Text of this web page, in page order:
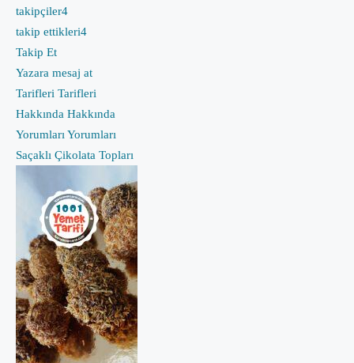
takipçiler4
takip ettikleri4
Takip Et
Yazara mesaj at
Tarifleri Tarifleri
Hakkında Hakkında
Yorumları Yorumları
Saçaklı Çikolata Topları